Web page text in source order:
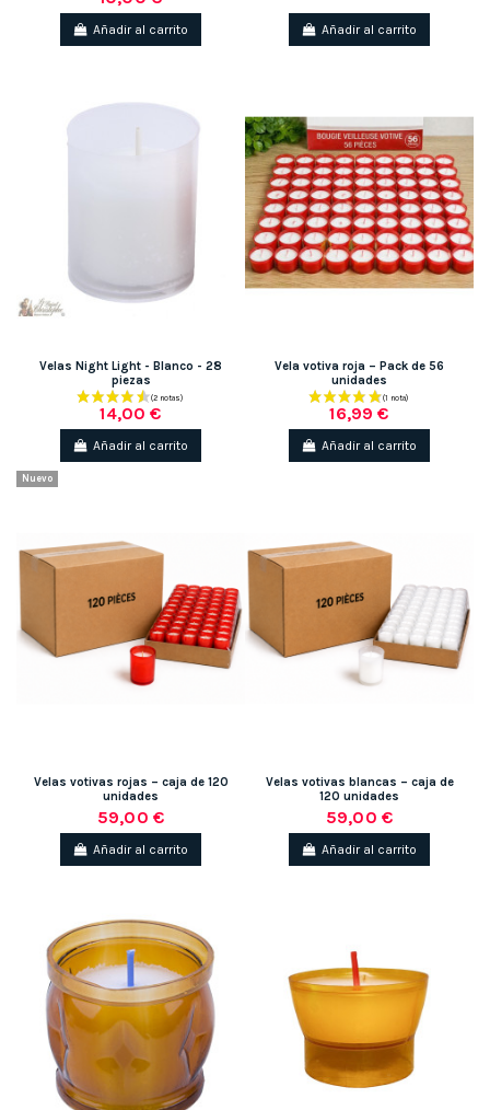
(1 nota)
Añadir al carrito Añadir al carrito
Velas Night Light - Blanco - 28
piezas
14,00 €
Añadir al carrito
Vela votiva roja – Pack de 56
unidades
16,99 €
Añadir al carrito
Nuevo
Velas votivas rojas – caja de 120
unidades
59,00 €
Añadir al carrito
Velas votivas blancas – caja de
120 unidades
59,00 €
Añadir al carrito